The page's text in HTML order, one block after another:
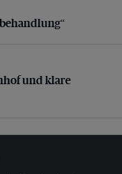
und klare Ansage
und klare